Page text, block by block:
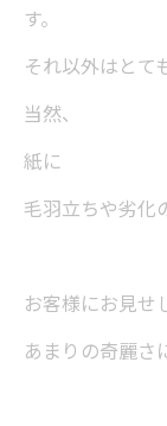
す。
それ以外はとて
当然、
紙に
毛羽立ちや劣化
お客様にお見せ
あまりの奇麗さ